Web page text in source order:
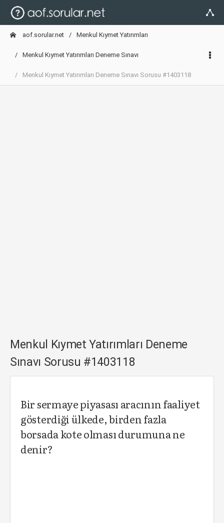
aof.sorular.net Menkul Kıymet Yatırımları
Menkul Kıymet Yatırımları Deneme Sınavı
Menkul Kıymet Yatırımları Deneme Sınavı Sorusu #1403118
Menkul Kıymet Yatırımları Deneme
Sınavı Sorusu #1403118
Bir sermaye piyasası aracının faaliyet
gösterdiği ülkede, birden fazla
borsada kote olması durumuna ne
denir?